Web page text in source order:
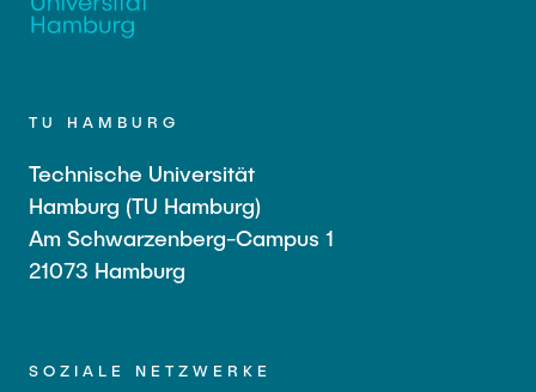
TU HAMBURG
Technische Universität
Hamburg (TU Hamburg)
Am Schwarzenberg-Campus 1
21073 Hamburg
SOZIALE NETZWERKE